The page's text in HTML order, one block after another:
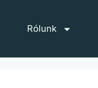
Rólunk